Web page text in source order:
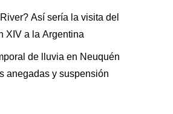
Así sería la visita del
XIV a la Argentina
de lluvia en Neuquén
anegadas y suspensión